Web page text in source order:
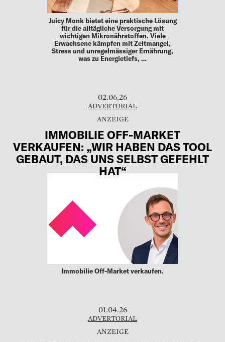
Juicy Monk bietet eine praktische Lösung
für die alltägliche Versorgung mit
wichtigen Mikronährstoffen. Viele
Erwachsene kämpfen mit Zeitmangel,
Stress und unregelmässiger Ernährung,
was zu Energietiefs, …
02.06.26
ADVERTORIAL
IMMOBILIE OFF-MARKET
VERKAUFEN: „WIR HABEN DAS TOOL
GEBAUT, DAS UNS SELBST GEFEHLT
HAT“
Immobilie Off-Market verkaufen.
01.04.26
ADVERTORIAL